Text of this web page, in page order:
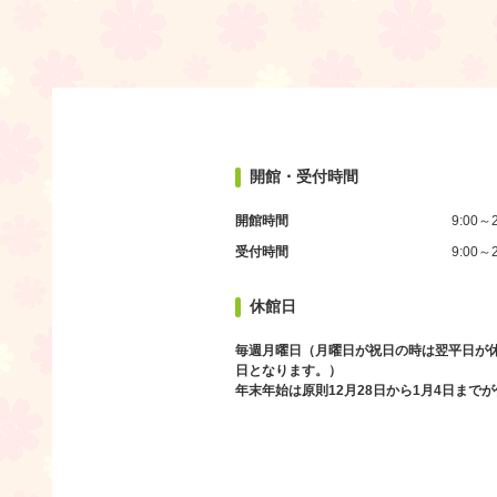
開館・受付時間
開館時間
9:00～
受付時間
9:00～
休館日
毎週月曜日（月曜日が祝日の時は翌平日が
日となります。）
年末年始は原則12月28日から1月4日まで